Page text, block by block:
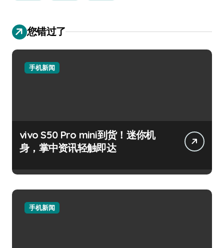
您错过了
手机新闻
vivo S50 Pro mini到货！迷你机
身，掌中资讯轻触即达
手机新闻